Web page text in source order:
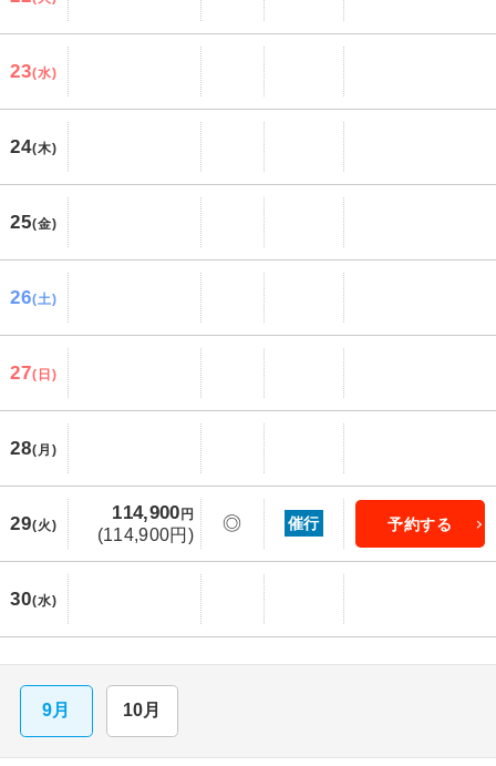
23(水)
24(木)
25(金)
26(土)
27(日)
28(月)
29(火)
114,900 円
(114,900円)
◎ 催行 予約する
30(水)
9月 10月